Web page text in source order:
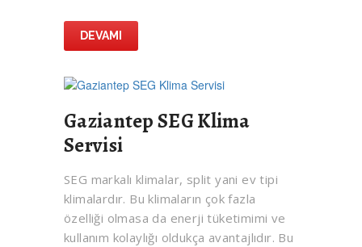
DEVAMI
Gaziantep SEG Klima
Servisi
SEG markalı klimalar, split yani ev tipi
klimalardır. Bu klimaların çok fazla
özelliği olmasa da enerji tüketimimi ve
kullanım kolaylığı oldukça avantajlıdır. Bu